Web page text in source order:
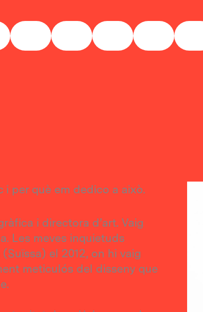
Dissenyadora Gràfica Maria de Gibert
i per què em dedico a això.
i directora d’art. Vaig
Les meves inquietuds
el 2012, on hi vaig
meticulós del disseny que